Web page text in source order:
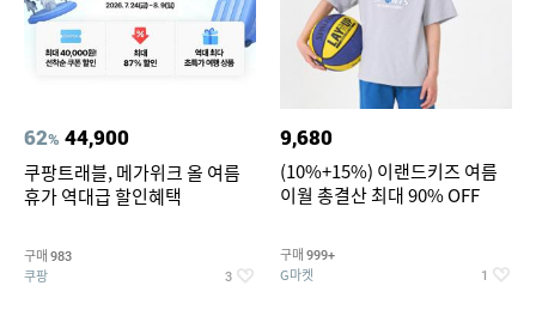
62% 44,900
쿠팡트래블, 메가위크 올 여름
휴가 역대급 할인혜택
구매 983
쿠팡 3
9,680
(10%+15%) 이랜드키즈 여름
이월 총결산 최대 90% OFF
구매 999+
G마켓 1